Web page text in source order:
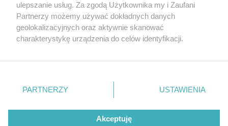
© 2026 Grupa ZPR Media
ulepszanie usług. Za zgodą Użytkownika my i Zaufani
Partnerzy możemy używać dokładnych danych
geolokalizacyjnych oraz aktywnie skanować
charakterystykę urządzenia do celów identyfikacji.
zmienić/wycofać klikając przycisk ustawień prywatności
znajdujący się w lewym dolnym rogu strony
rodzaje przetwarzania danych nie wymagają zgody
użytkownika, ale masz prawo sprzeciwić się takiemu
PARTNERZY USTAWIENIA
Akceptuję